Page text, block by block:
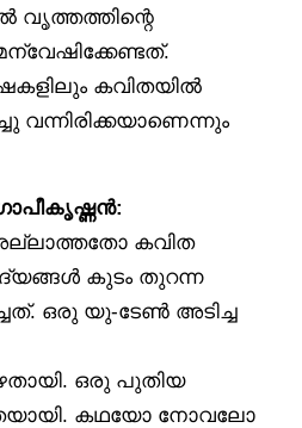
വൃത്തത്തിന്റെ
കവിതയിൽ
വന്നിരിക്കയാണെന്നും
കവിത
കുടം തുറന്ന
ഒരു യു-ടേൺ അടിച്ച
ഒരു പുതിയ
കഥയോ നോവലോ